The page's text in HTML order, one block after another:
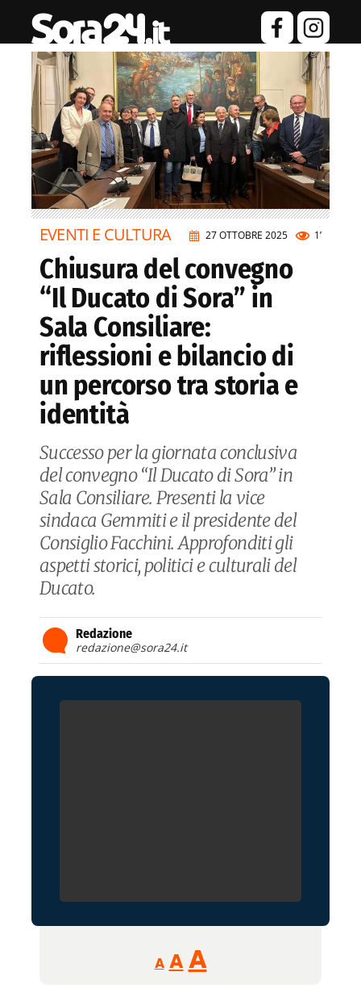
27 OTTOBRE 2025 1’
EVENTI E CULTURA
Chiusura del convegno
“Il Ducato di Sora” in
Sala Consiliare:
riflessioni e bilancio di
un percorso tra storia e
identità
Successo per la giornata conclusiva
del convegno “Il Ducato di Sora” in
Sala Consiliare. Presenti la vice
sindaca Gemmiti e il presidente del
Consiglio Facchini. Approfonditi gli
aspetti storici, politici e culturali del
Ducato.
Redazione
redazione@sora24.it
A
Reducir
tamaño
A Restablecer
tamaño
AAumentar